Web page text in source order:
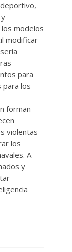
modelos
modificar
para
para los
forman
violentas
los
A
y